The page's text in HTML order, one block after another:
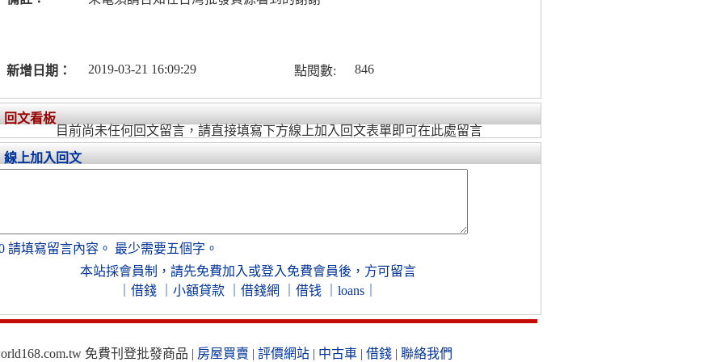
新增日期： 2019-03-21 16:09:29 點閱數: 846
回文看板
目前尚未任何回文留言，請直接填寫下方線上加入回文表單即可在此處留言
線上加入回文
請填寫留言內容。 最少需要五個字。
本站採會員制， 請先免費加入 或登入免費會員後，方可留言
借錢 小額貸款 借錢網 借钱 loans
免費刊登批發商品 | 房屋買賣 | 評價網站| 中古車| 借錢| 聯絡我們